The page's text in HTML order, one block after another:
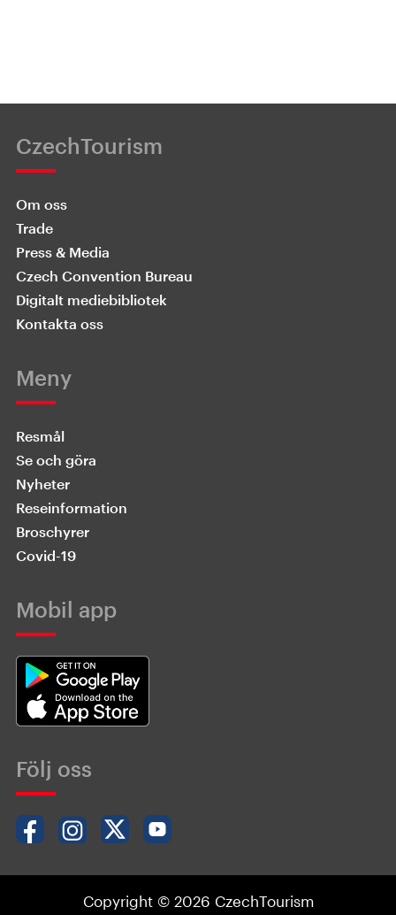
CzechTourism
Om oss
Trade
Press & Media
Czech Convention Bureau
Digitalt mediebibliotek
Kontakta oss
Meny
Resmål
Se och göra
Nyheter
Reseinformation
Broschyrer
Covid-19
Mobil app
Följ oss
Copyright © 2026 CzechTourism